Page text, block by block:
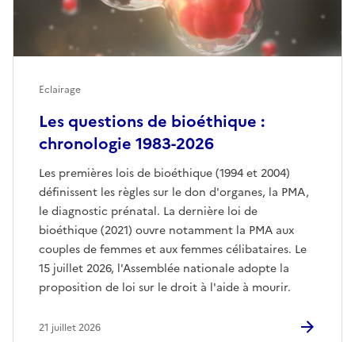
Les questions de bioéthique :
chronologie 1983-2026
Les premières lois de bioéthique (1994 et 2004)
définissent les règles sur le don d'organes, la PMA,
le diagnostic prénatal. La dernière loi de
bioéthique (2021) ouvre notamment la PMA aux
couples de femmes et aux femmes célibataires. Le
15 juillet 2026, l'Assemblée nationale adopte la
proposition de loi sur le droit à l'aide à mourir.
Eclairage
21 juillet 2026